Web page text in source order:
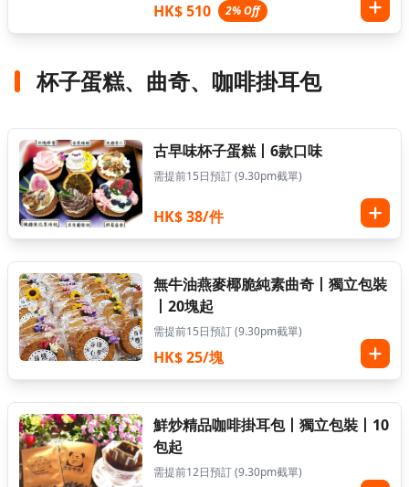
HK$ 510 2% Off
杯子蛋糕、曲奇、咖啡掛耳包
古早味杯子蛋糕丨6款口味
需提前15日預訂 (9.30pm截單)
HK$ 38/件
無牛油燕麥椰脆純素曲奇丨獨立包裝
丨20塊起
需提前15日預訂 (9.30pm截單)
HK$ 25/塊
鮮炒精品咖啡掛耳包丨獨立包裝丨10
包起
需提前12日預訂 (9.30pm截單)